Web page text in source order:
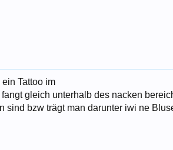
Tattoo im
gleich unterhalb des nacken
bzw trägt man darunter iwi ne